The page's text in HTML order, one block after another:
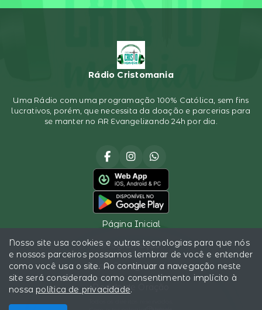
Rádio Cristomania
Uma Rádio com uma programação 100% Católica, sem fins
lucrativos, porém, que necessita da doação e parcerias para
se manter no AR Evangelizando 24h por dia.
Página Inicial
Programação
Sócio Evangelizador
Pedido de Oração
Nosso site usa cookies e outras tecnologias para que nós
e nossos parceiros possamos lembrar de você e entender
como você usa o site. Ao continuar a navegação neste
site será considerado como consentimento implícito à
nossa política de privacidade.